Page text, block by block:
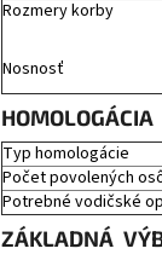
Rozmery korby
Nosnosť
HOMOLOGÁCIA
Typ homologácie
Počet povolených
Potrebné vodičské
ZÁKLADNÁ